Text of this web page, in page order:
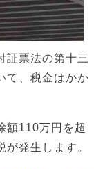
証票法の第十三
て、税金はかか
額110万円を超
発生します。